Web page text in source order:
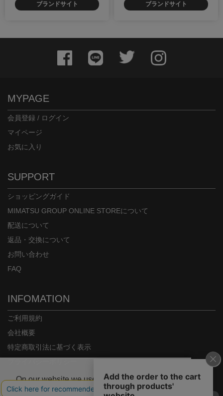
ブランドサイト ブランドサイト
MYPAGE
会員登録 / ログイン
マイページ
お気に入り
SUPPORT
ショッピングガイド
MIMATSU GROUP ONLINE STOREについて
配送について
返品・交換について
お問い合わせ
FAQ
INFOMATION
ご利用規約
会社概要
特定商取引法に基づく表示
On our website we use some cookies. These
are necessary for our site to work properly